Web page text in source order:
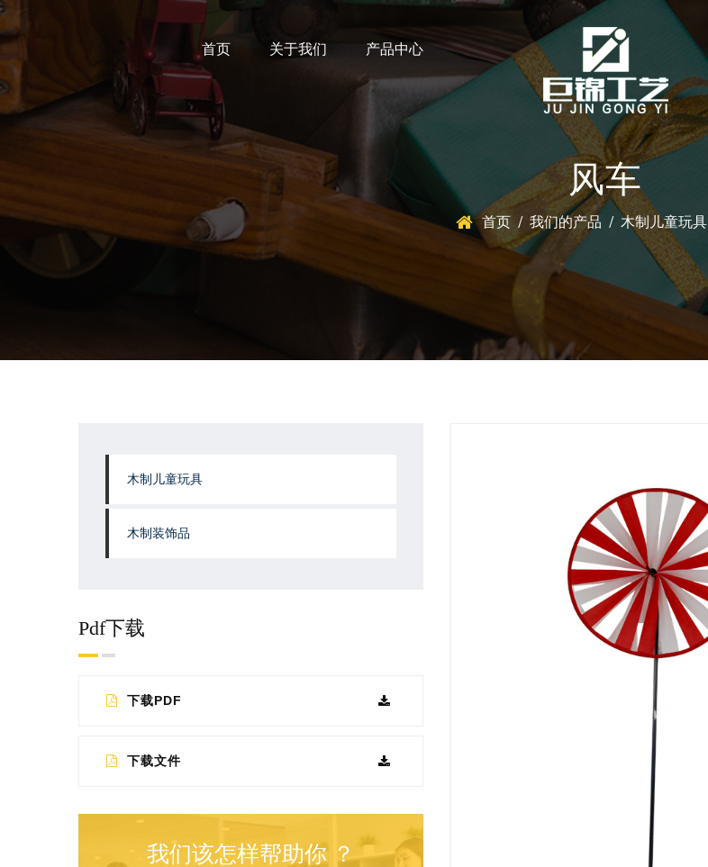
首页 关于我们 产品中心
风车
首页 / 我们的产品 / 木制儿童玩具
木制儿童玩具
木制装饰品
Pdf下载
下载PDF
下载文件
我们该怎样帮助你 ？